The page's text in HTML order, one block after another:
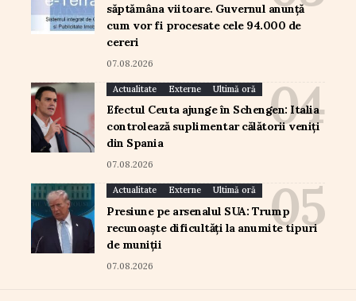
săptămâna viitoare. Guvernul anunță
cum vor fi procesate cele 94.000 de
cereri
07.08.2026
Actualitate Externe Ultimă oră
Efectul Ceuta ajunge în Schengen: Italia
controlează suplimentar călătorii veniți
din Spania
07.08.2026
Actualitate Externe Ultimă oră
Presiune pe arsenalul SUA: Trump
recunoaște dificultăți la anumite tipuri
de muniții
07.08.2026